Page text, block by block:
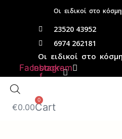
περιεχόμενο
Οι ειδικοί στο
23520 43952
6974 262181
Οι ειδικοί στο
Facebook-
f
Instagram
€0.00
0
Cart